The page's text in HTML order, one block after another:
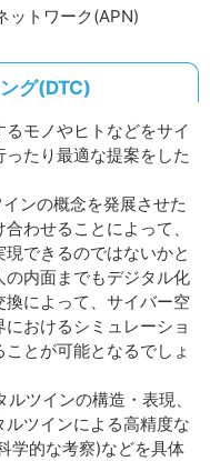
トワーク(APN)
グ(DTC)
モノやヒトなどをサイ
たり最適な提案をした
ンの概念を発展させた
わせることによって、
できるのではないかと
内面までもデジタル化
換によって、サイバー空
おけるシミュレーショ
とが可能となるでしょ
ツインの構造・表現、
ツインによる高精度な
学的な考察)などを具体